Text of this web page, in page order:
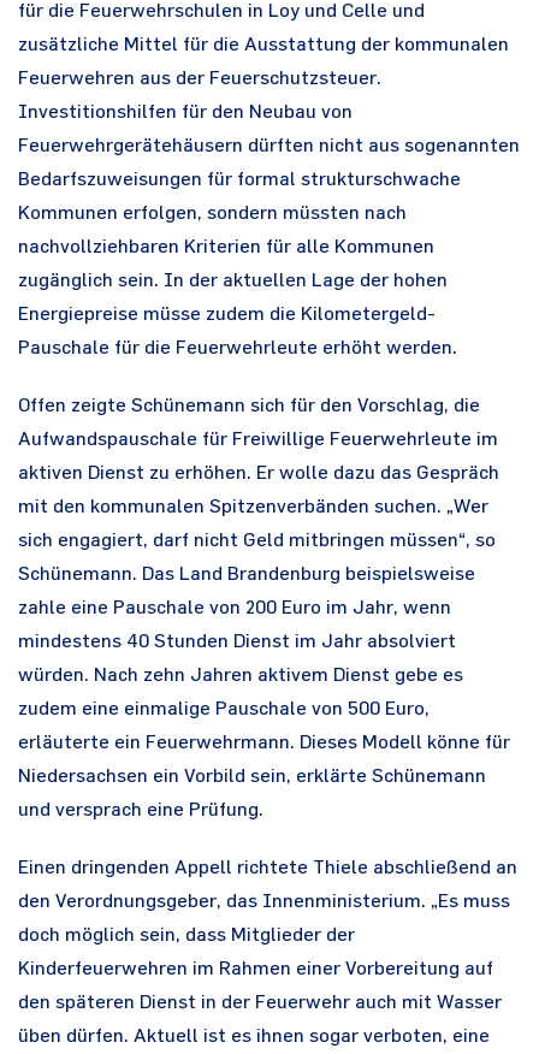
für die Feuerwehrschulen in Loy und Celle und
zusätzliche Mittel für die Ausstattung der kommunalen
Feuerwehren aus der Feuerschutzsteuer.
Investitionshilfen für den Neubau von
Feuerwehrgerätehäusern dürften nicht aus sogenannten
Bedarfszuweisungen für formal strukturschwache
Kommunen erfolgen, sondern müssten nach
nachvollziehbaren Kriterien für alle Kommunen
zugänglich sein. In der aktuellen Lage der hohen
Energiepreise müsse zudem die Kilometergeld-
Pauschale für die Feuerwehrleute erhöht werden.
Offen zeigte Schünemann sich für den Vorschlag, die
Aufwandspauschale für Freiwillige Feuerwehrleute im
aktiven Dienst zu erhöhen. Er wolle dazu das Gespräch
mit den kommunalen Spitzenverbänden suchen. „Wer
sich engagiert, darf nicht Geld mitbringen müssen“, so
Schünemann. Das Land Brandenburg beispielsweise
zahle eine Pauschale von 200 Euro im Jahr, wenn
mindestens 40 Stunden Dienst im Jahr absolviert
würden. Nach zehn Jahren aktivem Dienst gebe es
zudem eine einmalige Pauschale von 500 Euro,
erläuterte ein Feuerwehrmann. Dieses Modell könne für
Niedersachsen ein Vorbild sein, erklärte Schünemann
und versprach eine Prüfung.
Einen dringenden Appell richtete Thiele abschließend an
den Verordnungsgeber, das Innenministerium. „Es muss
doch möglich sein, dass Mitglieder der
Kinderfeuerwehren im Rahmen einer Vorbereitung auf
den späteren Dienst in der Feuerwehr auch mit Wasser
üben dürfen. Aktuell ist es ihnen sogar verboten, eine